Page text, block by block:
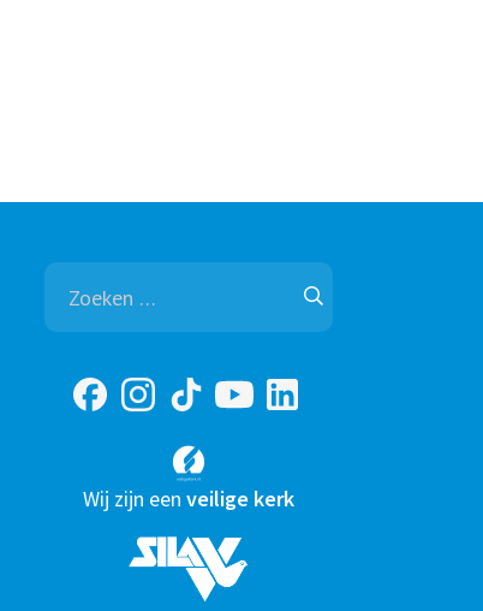
Zoeken
naar:
Wij zijn een veilige kerk